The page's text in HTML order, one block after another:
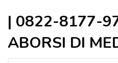
| 0822-8177-
ABORSI DI